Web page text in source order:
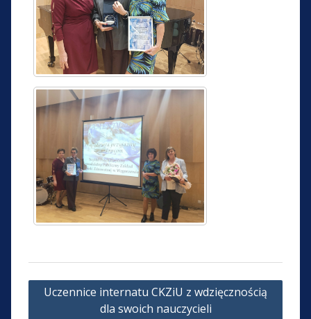
Nawigacja
Uczennice internatu CKZiU z wdzięcznością
dla swoich nauczycieli